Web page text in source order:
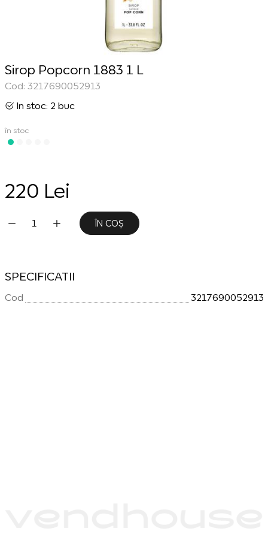
Sirop Popcorn 1883 1 L
Cod: 3217690052913
In stoc: 2 buc
în stoc
220 Lei
ÎN COȘ
SPECIFICATII
Cod 3217690052913